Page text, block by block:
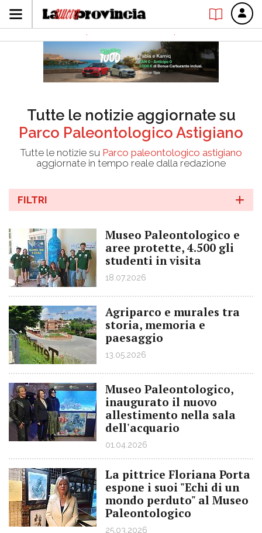
Tutte le notizie aggiornate su
Parco Paleontologico Astigiano
Tutte le notizie su Parco paleontologico astigiano
aggiornate in tempo reale dalla redazione
FILTRI
Museo Paleontologico e
aree protette, 4.500 gli
studenti in visita
18.07.2026
Agriparco e murales tra
storia, memoria e
paesaggio
13.05.2026
Museo Paleontologico,
inaugurato il nuovo
allestimento nella sala
dell'acquario
01.04.2026
La pittrice Floriana Porta
espone i suoi "Echi di un
mondo perduto" al Museo
Paleontologico
25.03.2026